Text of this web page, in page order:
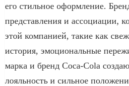
его стильное оформление.
представления и ассоциации,
этой компанией, такие как
история, эмоциональные
марка и бренд Coca-Cola
лояльность и сильное